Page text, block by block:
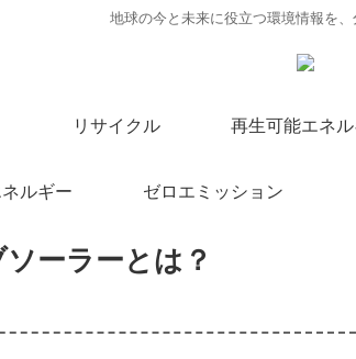
地球の今と未来に役立つ環境情報を
リサイクル 再生可能エネ
ルギー ゼロエミッション
ーラーとは？